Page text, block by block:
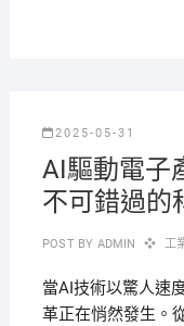
2025-05-31
AI驅動電子
不可錯過的
POST BY ADMIN 工
當AI技術以驚人速
革正在悄然發生。